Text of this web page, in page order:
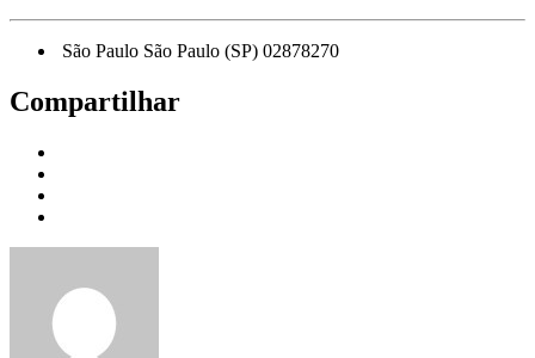
São Paulo São Paulo (SP) 02878270
Compartilhar